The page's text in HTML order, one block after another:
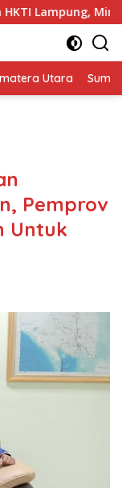
Mirza Targetkan
Utara
Pemprov
Untuk